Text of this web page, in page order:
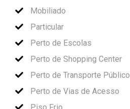
Mobiliado
Particular
Perto de Escolas
Perto de Shopping Center
Perto de Transporte Público
Perto de Vias de Acesso